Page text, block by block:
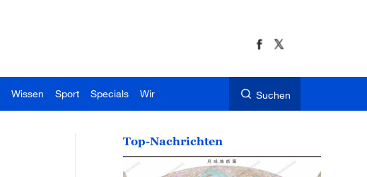
Wissen Sport Specials Wir Suchen
Top-Nachrichten